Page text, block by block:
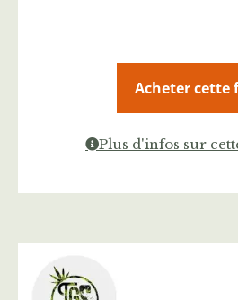
Acheter cette
Plus d'infos sur